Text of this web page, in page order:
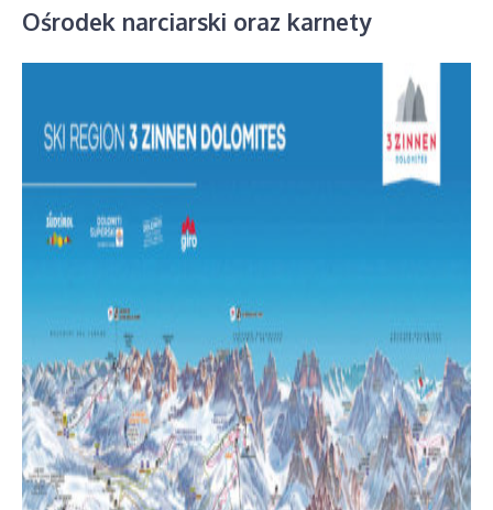
Ośrodek narciarski oraz karnety